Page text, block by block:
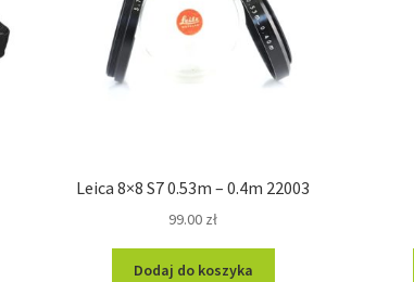
Leica 8×8 S7 0.53m – 0.4m 22003
99.00 zł
Dodaj do koszyka